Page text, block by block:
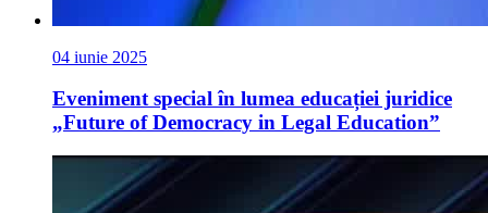
04 iunie 2025
Eveniment special în lumea educației juridice
„Future of Democracy in Legal Education”